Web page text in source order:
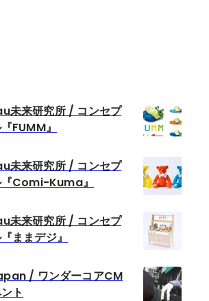
未来研究所 / コンセプ
FUMM』
未来研究所 / コンセプ
『Comi-Kuma』
未来研究所 / コンセプ
ままデジ』
/ ワンダーコアCM
ト